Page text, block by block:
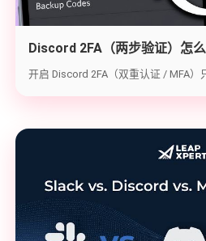
Discord 2FA（两步验证）怎
钥备份与炸号救急（2026实战
开启 Discord 2FA（双重认证 / MFA）